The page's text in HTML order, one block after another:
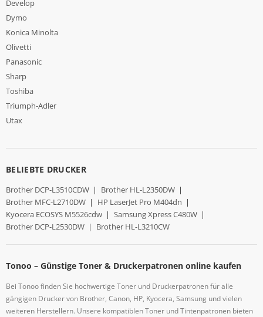
Develop
Dymo
Konica Minolta
Olivetti
Panasonic
Sharp
Toshiba
Triumph-Adler
Utax
BELIEBTE DRUCKER
Brother DCP-L3510CDW | Brother HL-L2350DW |
Brother MFC-L2710DW | HP LaserJet Pro M404dn |
Kyocera ECOSYS M5526cdw | Samsung Xpress C480W |
Brother DCP-L2530DW | Brother HL-L3210CW
Tonoo – Günstige Toner & Druckerpatronen online kaufen
Bei Tonoo finden Sie hochwertige Toner und Druckerpatronen für alle
gängigen Drucker von Brother, Canon, HP, Kyocera, Samsung und vielen
weiteren Herstellern. Unsere kompatiblen Toner und Tintenpatronen bieten